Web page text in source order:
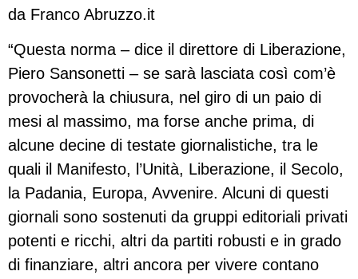
da Franco Abruzzo.it
“Questa norma – dice il direttore di Liberazione,
Piero Sansonetti – se sarà lasciata così com’è
provocherà la chiusura, nel giro di un paio di
mesi al massimo, ma forse anche prima, di
alcune decine di testate giornalistiche, tra le
quali il Manifesto, l’Unità, Liberazione, il Secolo,
la Padania, Europa, Avvenire. Alcuni di questi
giornali sono sostenuti da gruppi editoriali privati
potenti e ricchi, altri da partiti robusti e in grado
di finanziare, altri ancora per vivere contano